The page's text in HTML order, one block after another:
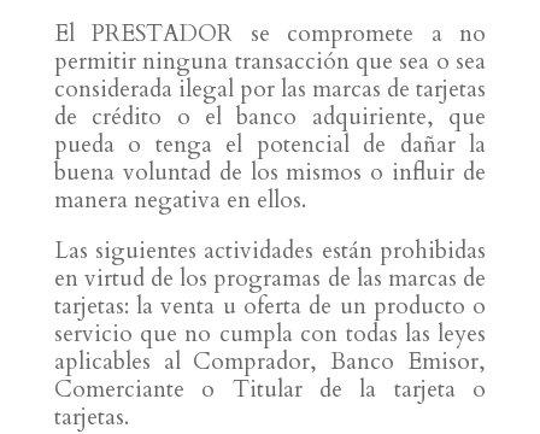
El PRESTADOR se compromete a no
permitir ninguna transacción que sea o sea
considerada ilegal por las marcas de tarjetas
de crédito o el banco adquiriente, que
pueda o tenga el potencial de dañar la
buena voluntad de los mismos o influir de
manera negativa en ellos.
Las siguientes actividades están prohibidas
en virtud de los programas de las marcas de
tarjetas: la venta u oferta de un producto o
servicio que no cumpla con todas las leyes
aplicables al Comprador, Banco Emisor,
Comerciante o Titular de la tarjeta o
tarjetas.